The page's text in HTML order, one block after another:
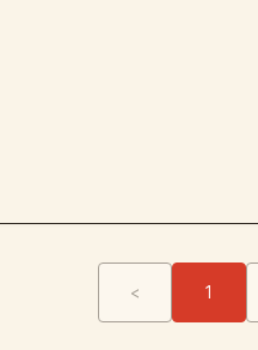
< 1